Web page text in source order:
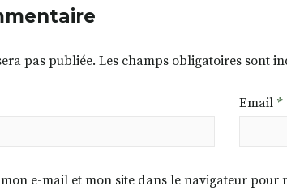
pas publiée. Les champs obligatoires sont
Email *
e-mail et mon site dans le navigateur pour